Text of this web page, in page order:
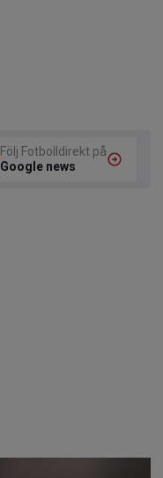
Följ Fotbolldirekt på
Google news